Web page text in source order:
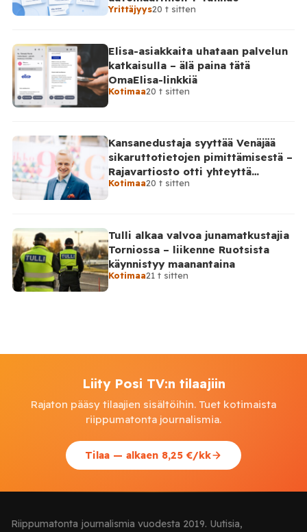
Yrittäjyys20 t sitten
Elisa-asiakkaita uhataan palvelun
katkaisulla – älä paina tätä
OmaElisa-linkkiä
Kotimaa20 t sitten
Kansanedustaja syyttää Venäjää
sikaruttotietojen pimittämisestä –
Rajavartiosto otti yhteyttä
Venäjälle
Kotimaa20 t sitten
Tulli alkaa valvoa junamatkustajia
Torniossa – liikenne Ruotsista
käynnistyy maanantaina
Kotimaa21 t sitten
Liity Posi TV:n tilaajiin
Rajaton pääsy tilaajien sisältöihin. Tuet kotimaista
riippumatonta journalismia.
Tilaa — alkaen 8,25 €/kk
Riippumatonta journalismia vuodesta 2019. Uutisia,